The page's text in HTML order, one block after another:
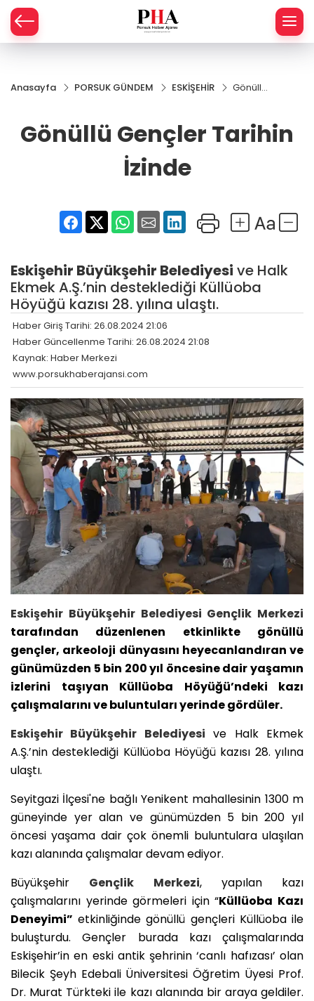
HABER
Anasayfa PORSUK GÜNDEM ESKİŞEHİR
Gönüllü
İzinde
Gönüllü Gençler Tarihin
İzinde
Eskişehir Büyükşehir Belediyesi ve Halk
Ekmek A.Ş.’nin desteklediği Küllüoba
Höyüğü kazısı 28. yılına ulaştı.
Haber Giriş Tarihi: 26.08.2024 21:06
Haber Güncellenme Tarihi: 26.08.2024 21:08
Kaynak: Haber Merkezi
www.porsukhaberajansi.com
Eskişehir Büyükşehir Belediyesi Gençlik Merkezi
tarafından düzenlenen etkinlikte gönüllü
gençler, arkeoloji dünyasını heyecanlandıran ve
günümüzden 5 bin 200 yıl öncesine dair yaşamın
izlerini taşıyan Küllüoba Höyüğü’ndeki kazı
çalışmalarını ve buluntuları yerinde gördüler.
Eskişehir Büyükşehir Belediyesi ve Halk Ekmek
A.Ş.’nin desteklediği Küllüoba Höyüğü kazısı 28. yılına
ulaştı.
Seyitgazi İlçesi'ne bağlı Yenikent mahallesinin 1300 m
güneyinde yer alan ve günümüzden 5 bin 200 yıl
öncesi yaşama dair çok önemli buluntulara ulaşılan
kazı alanında çalışmalar devam ediyor.
Büyükşehir Gençlik Merkezi, yapılan kazı
çalışmalarını yerinde görmeleri için “Küllüoba Kazı
Deneyimi” etkinliğinde gönüllü gençleri Küllüoba ile
buluşturdu. Gençler burada kazı çalışmalarında
Eskişehir’in en eski antik şehrinin ‘canlı hafızası’ olan
Bilecik Şeyh Edebali Üniversitesi Öğretim Üyesi Prof.
Dr. Murat Türkteki ile kazı alanında bir araya geldiler.